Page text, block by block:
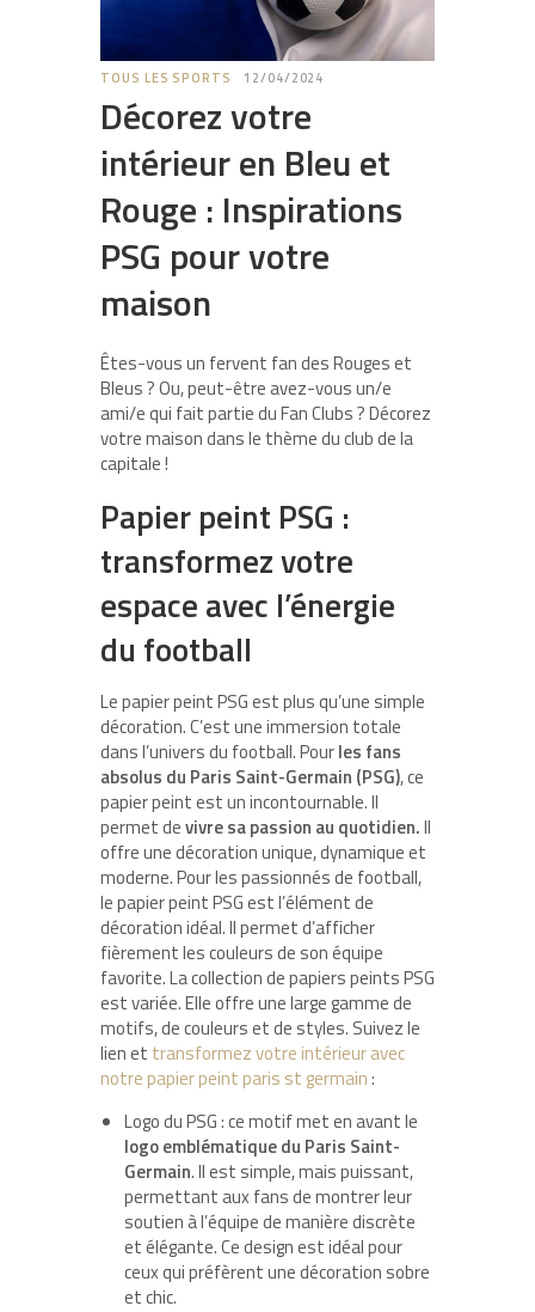
TOUS LES SPORTS 12/04/2024
Décorez votre
intérieur en Bleu et
Rouge : Inspirations
PSG pour votre
maison
Êtes-vous un fervent fan des Rouges et
Bleus ? Ou, peut-être avez-vous un/e
ami/e qui fait partie du Fan Clubs ? Décorez
votre maison dans le thème du club de la
capitale !
Papier peint PSG :
transformez votre
espace avec l’énergie
du football
Le papier peint PSG est plus qu’une simple
décoration. C’est une immersion totale
dans l’univers du football. Pourles fans
absolus du Paris Saint-Germain (PSG), ce
papier peint est un incontournable. Il
permet devivre sa passion au quotidien.Il
offre une décoration unique, dynamique et
moderne. Pour les passionnés de football,
le papier peint PSG est l’élément de
décoration idéal. Il permet d’afficher
fièrement les couleurs de son équipe
favorite. La collection de papiers peints PSG
est variée. Elle offre une large gamme de
motifs, de couleurs et de styles. Suivez le
lien et transformez votre intérieur avec
notre papier peint paris st germain:
Logo du PSG : ce motif met en avant le
logo emblématique du Paris Saint-
Germain. Il est simple, mais puissant,
permettant aux fans de montrer leur
soutien à l’équipe de manière discrète
et élégante. Ce design est idéal pour
ceux qui préfèrent une décoration sobre
et chic.